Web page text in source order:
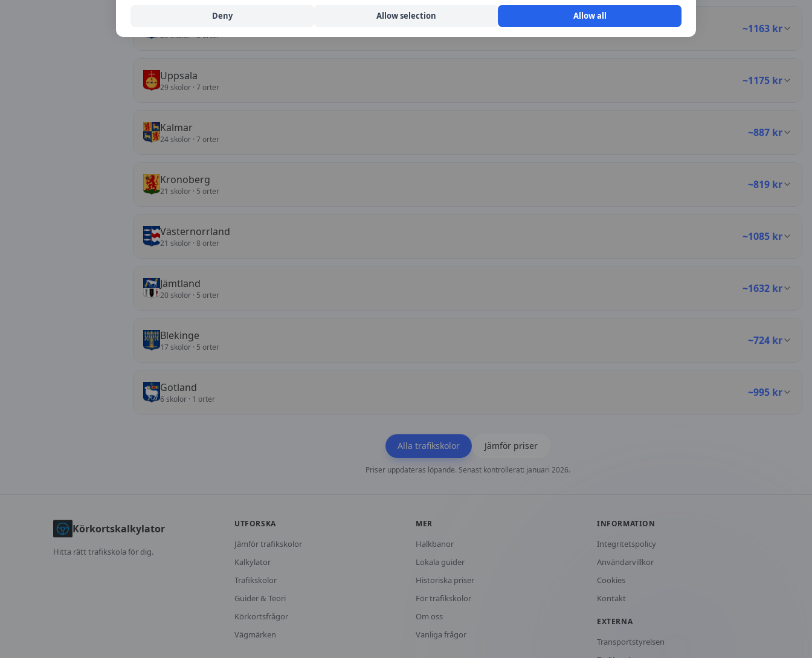
29skolor· 8 orter
~1163 kr
Uppsala
29 skolor · 7 orter
~1175 kr
Kalmar
24skolor · 7 orter
~887 kr
Kronoberg
21 skolor · 5 orter
~819 kr
Västernorrland
21 skolor · 8 orter
~1085 kr
Jämtland
20 skolor · 5 orter
~1632 kr
Blekinge
17 skolor · 5 orter
~724 kr
Gotland
6 skolor · 1 orter
~995 kr
Alla trafikskolor Jämför priser
Priser uppdateras löpande. Senast kontrollerat: januari 2026.
Körkortskalkylator
Hitta rätt trafikskola för dig.
UTFORSKA
Jämför trafikskolor
Kalkylator
Trafikskolor
Guider & Teori
Körkortsfrågor
Vägmärken
MER
Halkbanor
Lokala guider
Historiska priser
För trafikskolor
Om oss
Vanliga frågor
INFORMATION
Integritetspolicy
Användarvillkor
Cookies
Kontakt
EXTERNA
Transportstyrelsen
Deny Allow selection Allow all